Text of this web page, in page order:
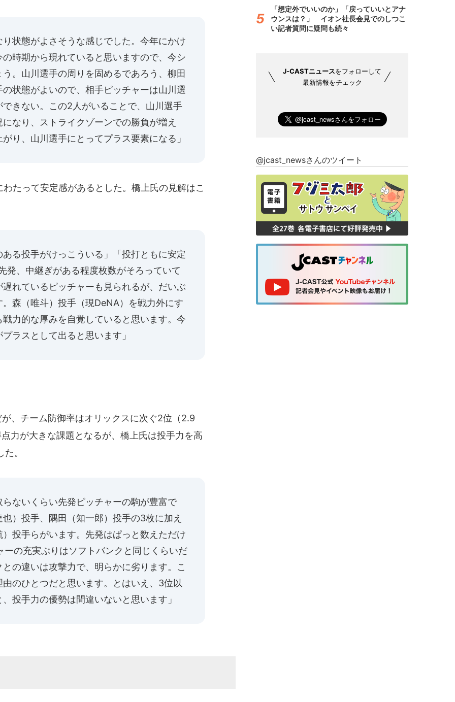
状態がよさそうな感じでした。今年にかけ
時期から現れていると思いますので、今シ
。山川選手の周りを固めるであろう、柳田
状態がよいので、相手ピッチャーは山川選
きない。この2人がいることで、山川選手
なり、ストライクゾーンでの勝負が増え
り、山川選手にとってプラス要素になる」
たって安定感があるとした。橋上氏の見解はこ
る投手がけっこういる」「投打ともに安定
発、中継ぎがある程度枚数がそろっていて
れているピッチャーも見られるが、だいぶ
森（唯斗）投手（現DeNA）を戦力外にす
力的な厚みを自覚していると思います。今
ラスとして出ると思います」
、チーム防御率はオリックスに次ぐ2位（2.9
力が大きな課題となるが、橋上氏は投手力を高
。
ないくらい先発ピッチャーの駒が豊富で
）投手、隅田（知一郎）投手の3枚に加え
投手らがいます。先発はぱっと数えただけ
の充実ぶりはソフトバンクと同じくらいだ
の違いは攻撃力で、明らかに劣ります。こ
のひとつだと思います。とはいえ、3位以
投手力の優勢は間違いないと思います」
「想定外でいいのか」「戻っていいとアナ
ウンスは？」 イオン社長会見でのしつこ
い記者質問に疑問も続々
J-CASTニュースをフォローして
最新情報をチェック
@jcast_newsさんのツイート